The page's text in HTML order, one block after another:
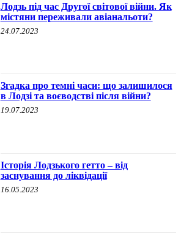
Лодзь під час Другої світової війни. Як
містяни переживали авіанальоти?
24.07.2023
Згадка про темні часи: що залишилося
в Лодзі та воєводстві після війни?
19.07.2023
Історія Лодзького гетто – від
заснування до ліквідації
16.05.2023